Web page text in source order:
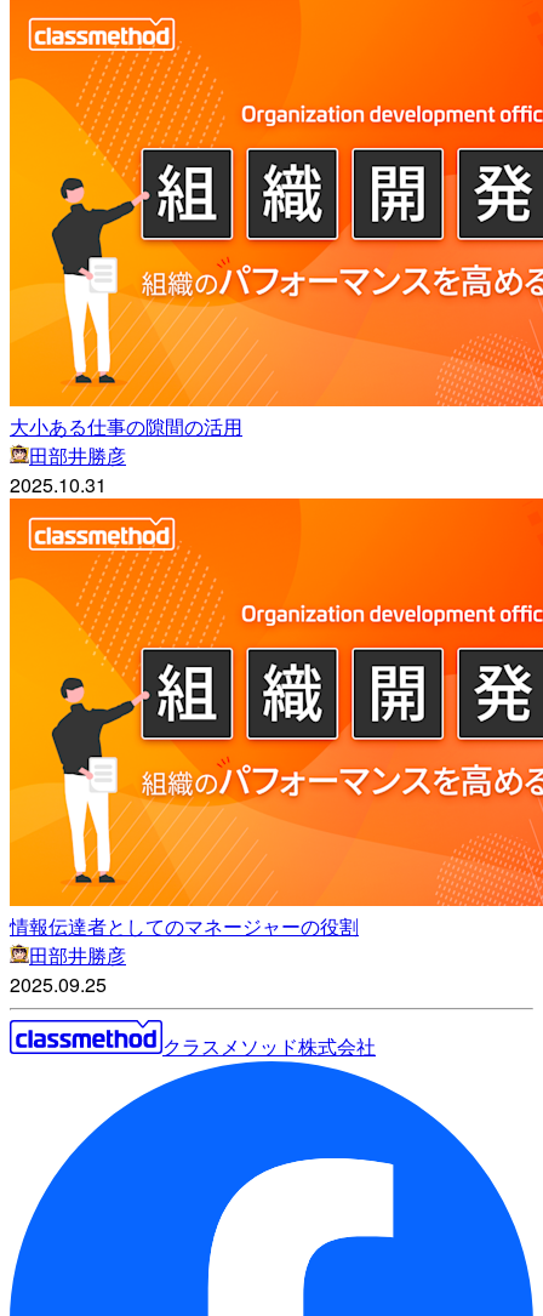
大小ある仕事の隙間の活用
田部井勝彦
2025.10.31
情報伝達者としてのマネージャーの役割
田部井勝彦
2025.09.25
クラスメソッド株式会社